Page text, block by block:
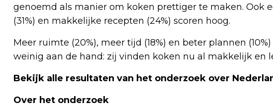
genoemd als manier om koken prettiger te maken. Ook
(31%) en makkelijke recepten (24%) scoren hoog.
Meer ruimte (20%), meer tijd (18%) en beter plannen
weinig aan de hand: zij vinden koken nu al makkelijk en
Bekijk alle resultaten van het onderzoek over
Over het onderzoek